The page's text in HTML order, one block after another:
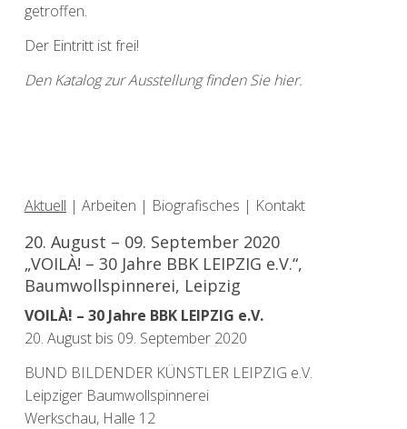
getroffen.
Der Eintritt ist frei!
Den Katalog zur Ausstellung finden Sie hier.
Aktuell | Arbeiten | Biografisches | Kontakt
20. August – 09. September 2020
„VOILÀ! – 30 Jahre BBK LEIPZIG e.V.“,
Baumwollspinnerei, Leipzig
VOILÀ! – 30 Jahre BBK LEIPZIG e.V.
20. August bis 09. September 2020
BUND BILDENDER KÜNSTLER LEIPZIG e.V.
Leipziger Baumwollspinnerei
Werkschau, Halle 12